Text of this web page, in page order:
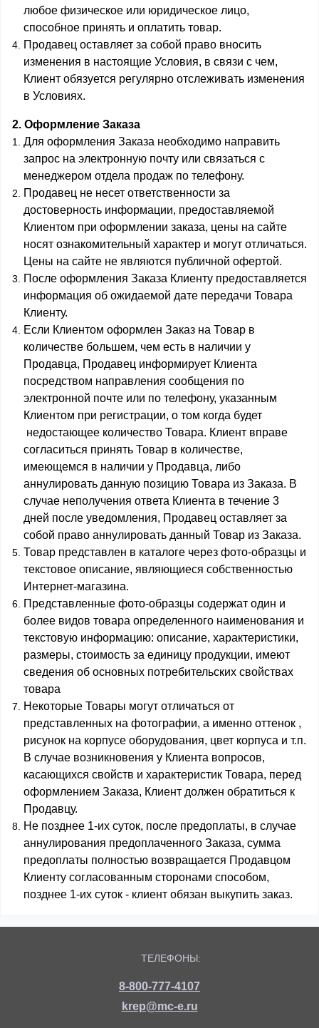
любое физическое или юридическое лицо,
способное принять и оплатить товар.
Продавец оставляет за собой право вносить
изменения в настоящие Условия, в связи с чем,
Клиент обязуется регулярно отслеживать изменения
в Условиях.
2. Оформление Заказа
Для оформления Заказа необходимо направить
запрос на электронную почту или связаться с
менеджером отдела продаж по телефону.
Продавец не несет ответственности за
достоверность информации, предоставляемой
Клиентом при оформлении заказа, цены на сайте
носят ознакомительный характер и могут отличаться.
Цены на сайте не являются публичной офертой.
После оформления Заказа Клиенту предоставляется
информация об ожидаемой дате передачи Товара
Клиенту.
Если Клиентом оформлен Заказ на Товар в
количестве большем, чем есть в наличии у
Продавца, Продавец информирует Клиента
посредством направления сообщения по
электронной почте или по телефону, указанным
Клиентом при регистрации, о том когда будет
недостающее количество Товара. Клиент вправе
согласиться принять Товар в количестве,
имеющемся в наличии у Продавца, либо
аннулировать данную позицию Товара из Заказа. В
случае неполучения ответа Клиента в течение 3
дней после уведомления, Продавец оставляет за
собой право аннулировать данный Товар из Заказа.
Товар представлен в каталоге через фото-образцы и
текстовое описание, являющиеся собственностью
Интернет-магазина.
Представленные фото-образцы содержат один и
более видов товара определенного наименования и
текстовую информацию: описание, характеристики,
размеры, стоимость за единицу продукции, имеют
сведения об основных потребительских свойствах
товара
Некоторые Товары могут отличаться от
представленных на фотографии, а именно оттенок ,
рисунок на корпусе оборудования, цвет корпуса и т.п.
В случае возникновения у Клиента вопросов,
касающихся свойств и характеристик Товара, перед
оформлением Заказа, Клиент должен обратиться к
Продавцу.
Не позднее 1-их суток, после предоплаты, в случае
аннулирования предоплаченного Заказа, сумма
предоплаты полностью возвращается Продавцом
Клиенту согласованным сторонами способом,
позднее 1-их суток - клиент обязан выкупить заказ.
ТЕЛЕФОНЫ:
8-800-777-4107
krep@mc-e.ru